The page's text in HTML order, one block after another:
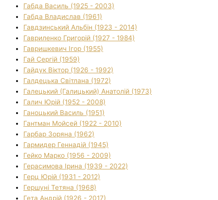
Габда Василь (1925 - 2003)
Габда Владислав (1961)
Гавдзинський Альбін (1923 - 2014)
Гавриленко Григорій (1927 - 1984)
Гавришкевич Ігор (1955)
Гай Сергій (1959)
Гайдук Віктор (1926 - 1992)
Галдецька Світлана (1972)
Галецький (Галицький) Анатолій (1973)
Галич Юрій (1952 - 2008)
Ганоцький Василь (1951)
Гантман Мойсей (1922 - 2010)
Гарбар Зоряна (1962)
Гармидер Геннадій (1945)
Гейко Марко (1956 - 2009)
Герасимова Ірина (1939 - 2022)
Герц Юрій (1931 - 2012)
Гершуні Тетяна (1968)
Гета Андрій (1926 - 2017)